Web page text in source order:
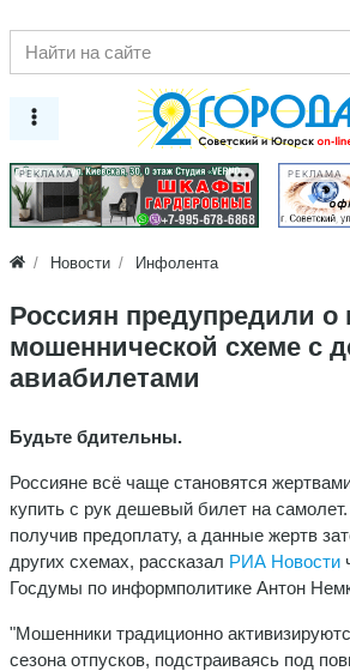
РЕКЛАМА РЕКЛАМА
Новости Инфолента
Россиян предупредили о
мошеннической схеме с
авиабилетами
Будьте бдительны.
Россияне всё чаще становятся
купить с рук дешевый билет на
получив предоплату, а данные жертв
других схемах, рассказал РИА Новости
Госдумы по информполитике Антон
"Мошенники традиционно
сезона отпусков, подстраиваясь под